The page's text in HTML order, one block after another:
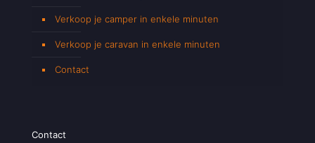
Verkoop je camper in enkele minuten
Verkoop je caravan in enkele minuten
Contact
Contact